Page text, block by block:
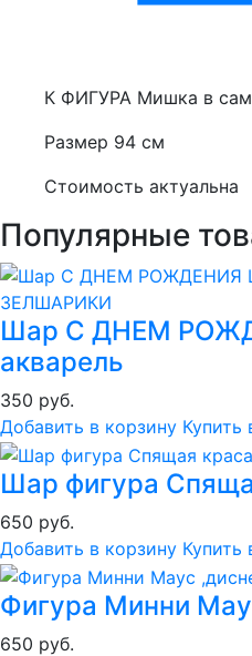
К ФИГУРА Мишка в
Размер 94 см
Стоимость актуальна
Популярные
Шар С ДНЕМ
акварель
350 руб.
Добавить в корзину Купить
Шар фигура
650 руб.
Добавить в корзину Купить
Фигура Минни
650 руб.